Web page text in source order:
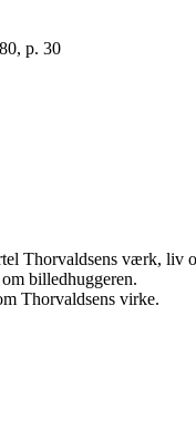
p. 30
Thorvaldsens værk, liv
billedhuggeren.
Thorvaldsens virke.